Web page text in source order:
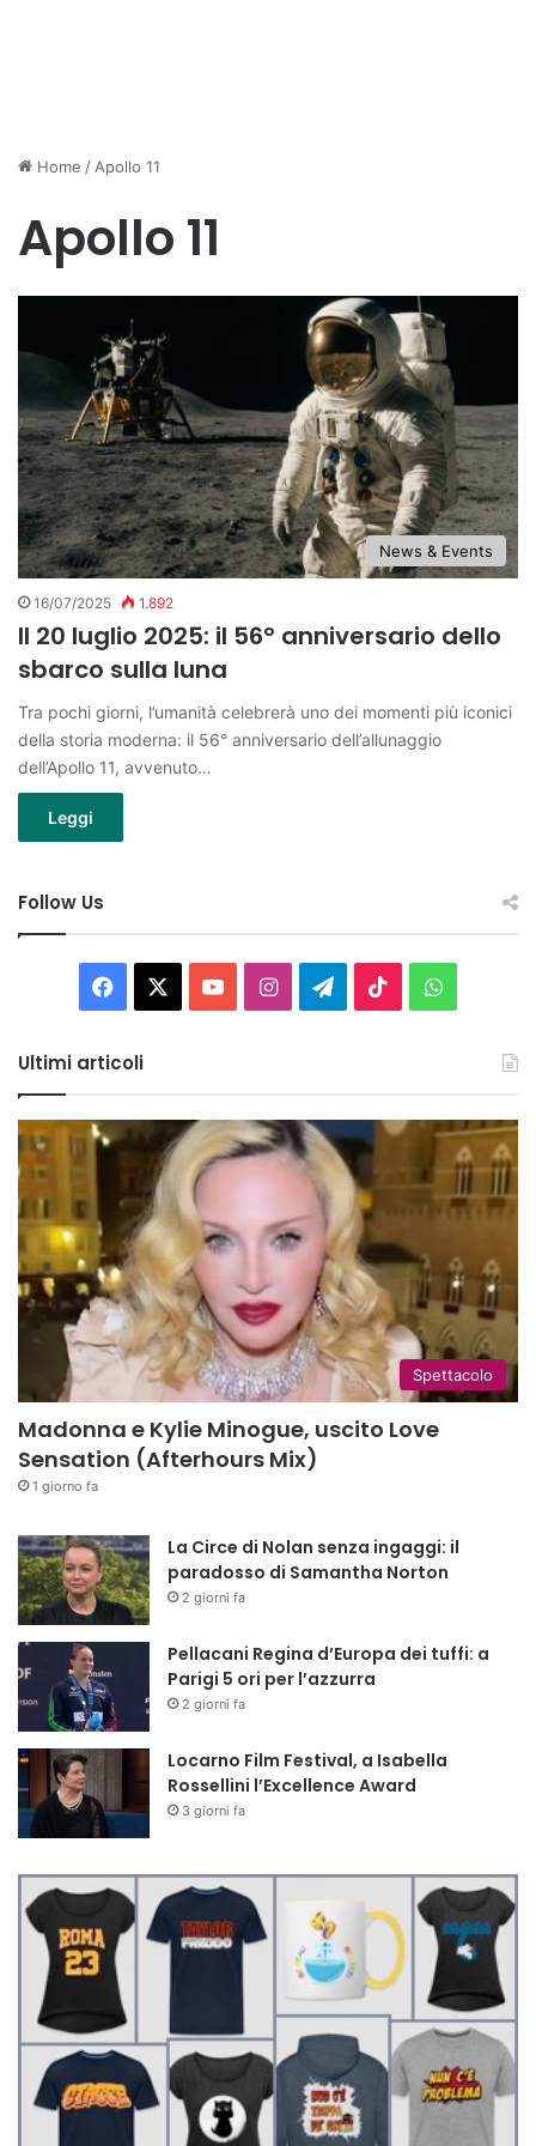
Home / Apollo 11
Apollo 11
News & Events
16/07/2025 1.892
Il 20 luglio 2025: il 56° anniversario dello
sbarco sulla luna
Tra pochi giorni, l’umanità celebrerà uno dei momenti più iconici
della storia moderna: il 56° anniversario dell’allunaggio
dell’Apollo 11, avvenuto…
Leggi
Follow Us
Facebook You InstagramTelegram
TikTok
Ultimi articoli
Spettacolo
Madonna e Kylie Minogue, uscito Love
Sensation (Afterhours Mix)
1 giorno fa
La Circe di Nolan senza ingaggi: il
paradosso di Samantha Norton
2 giorni fa
Pellacani Regina d’Europa dei tuffi: a
Parigi 5 ori per l’azzurra
2 giorni fa
Locarno Film Festival, a Isabella
Rossellini l’Excellence Award
3 giorni fa